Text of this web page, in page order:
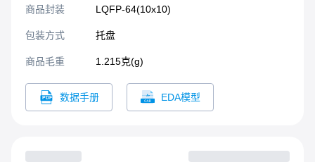
商品封装 LQFP-64(10x10)​
包装方式 托盘
商品毛重 1.215克(g)
数据手册 EDA模型